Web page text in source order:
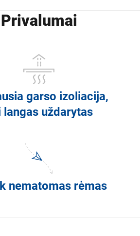
Privalumai
garso izoliacija,
langas uždarytas
nematomas rėmas